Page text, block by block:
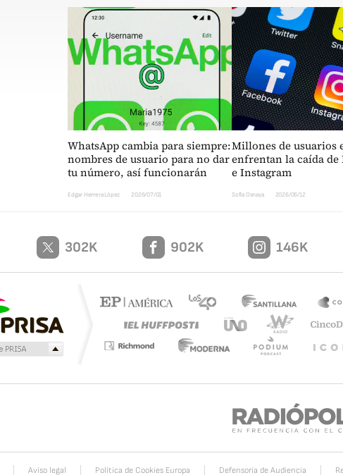
WhatsApp cambia para siempre:
nombres de usuario para no dar
tu número, así funcionarán
Edgar Herrera López 2026/07/01
Millones de usuarios
enfrentan la caída de
e Instagram
Sofia Osnaya 2026/06/12
302K 902K 146K
Aviso legal Política de Cookies Europa Defensoria de Audiencia